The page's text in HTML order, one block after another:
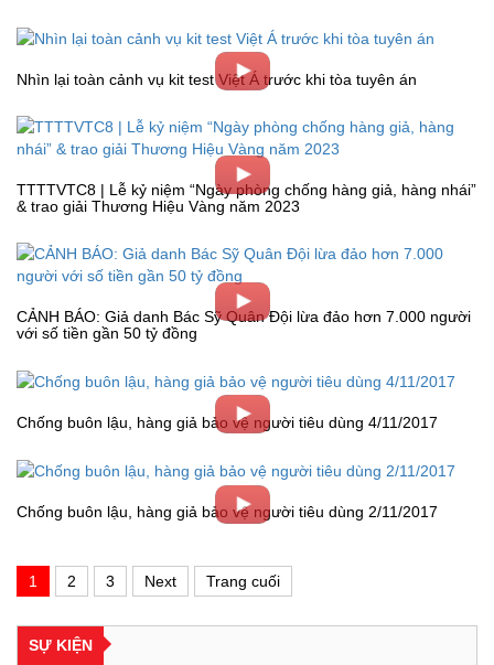
Nhìn lại toàn cảnh vụ kit test Việt Á trước khi tòa tuyên án
TTTTVTC8 | Lễ kỷ niệm “Ngày phòng chống hàng giả, hàng nhái”
& trao giải Thương Hiệu Vàng năm 2023
CẢNH BÁO: Giả danh Bác Sỹ Quân Đội lừa đảo hơn 7.000 người
với số tiền gần 50 tỷ đồng
Chống buôn lậu, hàng giả bảo vệ người tiêu dùng 4/11/2017
Chống buôn lậu, hàng giả bảo vệ người tiêu dùng 2/11/2017
1 2 3 Next Trang cuối
SỰ KIỆN